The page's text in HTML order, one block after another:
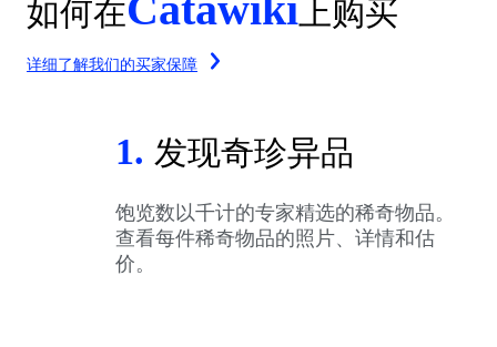
如何在 上购买
详细了解我们的买家保障
1. 发现奇珍异品
饱览数以千计的专家精选的稀奇物品。
查看每件稀奇物品的照片、详情和估
价。